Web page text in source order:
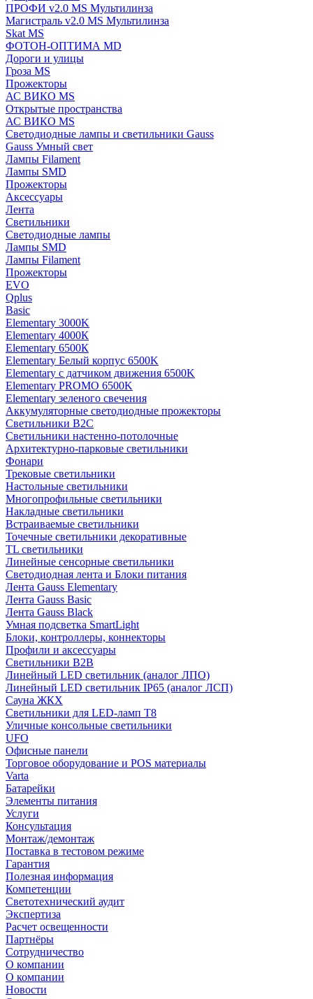
ПРОФИ v2.0 MS Мультилинза
Магистраль v2.0 MS Мультилинза
Skat MS
ФОТОН-ОПТИМА MD
Дороги и улицы
Гроза MS
Прожекторы
АС ВИКО MS
Открытые пространства
АС ВИКО MS
Светодиодные лампы и светильники Gauss
Gauss Умный свет
Лампы Filament
Лампы SMD
Прожекторы
Аксессуары
Лента
Светильники
Светодиодные лампы
Лампы SMD
Лампы Filament
Прожекторы
EVO
Qplus
Basic
Elementary 3000K
Elementary 4000К
Elementary 6500К
Elementary Белый корпус 6500K
Elementary с датчиком движения 6500K
Elementary PROMO 6500K
Elementary зеленого свечения
Аккумуляторные светодиодные прожекторы
Светильники B2C
Светильники настенно-потолочные
Архитектурно-парковые светильники
Фонари
Трековые светильники
Настольные светильники
Многопрофильные светильники
Накладные светильники
Встраиваемые светильники
Точечные светильники декоративные
TL светильники
Линейные сенсорные светильники
Светодиодная лента и Блоки питания
Лента Gauss Elementary
Лента Gauss Basic
Лента Gauss Black
Умная подсветка SmartLight
Блоки, контроллеры, коннекторы
Профили и аксессуары
Светильники B2B
Линейный LED светильник (аналог ЛПО)
Линейный LED светильник IP65 (аналог ЛСП)
Сауна ЖКХ
Светильники для LED-ламп T8
Уличные консольные светильники
UFO
Офисные панели
Торговое оборудование и POS материалы
Varta
Батарейки
Элементы питания
Услуги
Консультация
Монтаж/демонтаж
Поставка в тестовом режиме
Гарантия
Полезная информация
Компетенции
Светотехнический аудит
Экспертиза
Расчет освещенности
Партнёры
Cотрудничество
О компании
О компании
Новости